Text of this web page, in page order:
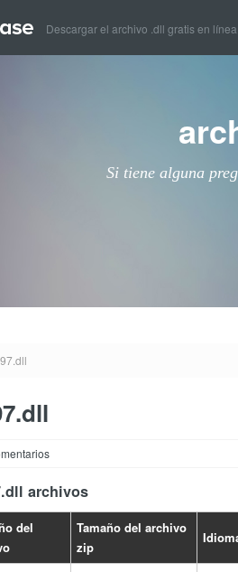
Descargar el archivo .dll gratis en línea
Si tiene alguna
archivos
del
Tamaño del archivo
zip